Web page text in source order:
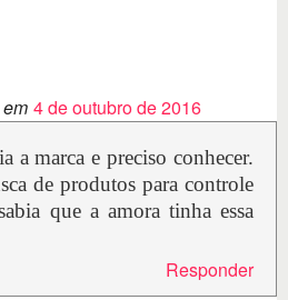
4 de outubro de 2016
a marca e preciso conhecer.
de produtos para controle
que a amora tinha essa
Responder